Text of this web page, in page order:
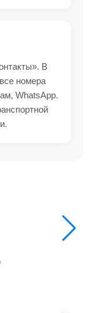
В
номера
WhatsApp.